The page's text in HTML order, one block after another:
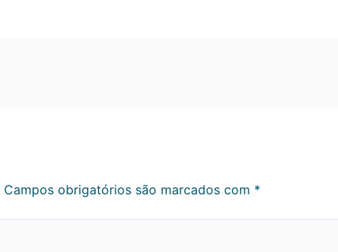
Campos obrigatórios são marcados com *